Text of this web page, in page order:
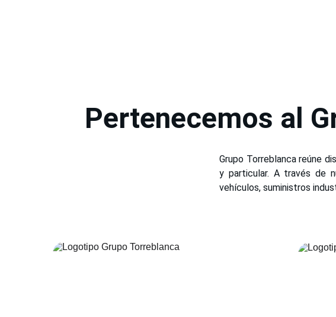
Pertenecemos al
Grupo Torreblanca reúne
y particular. A través de
vehículos, suministros